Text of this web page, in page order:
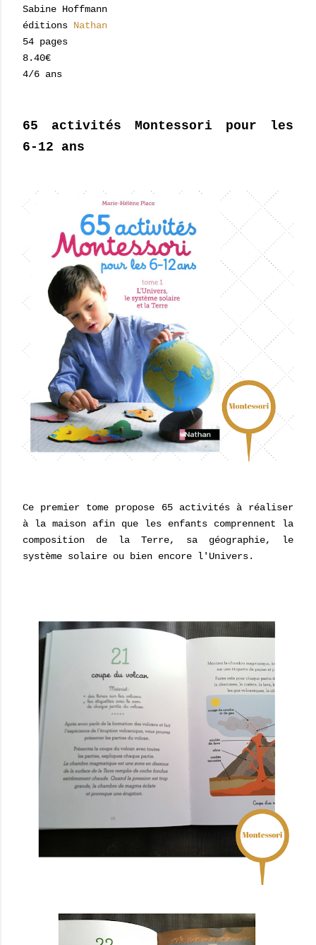
Sabine Hoffmann
éditions Nathan
54 pages
8.40€
4/6 ans
65 activités Montessori pour les
6-12 ans
Ce premier tome propose 65 activités à réaliser
à la maison afin que les enfants comprennent la
composition de la Terre, sa géographie, le
système solaire ou bien encore l'Univers.